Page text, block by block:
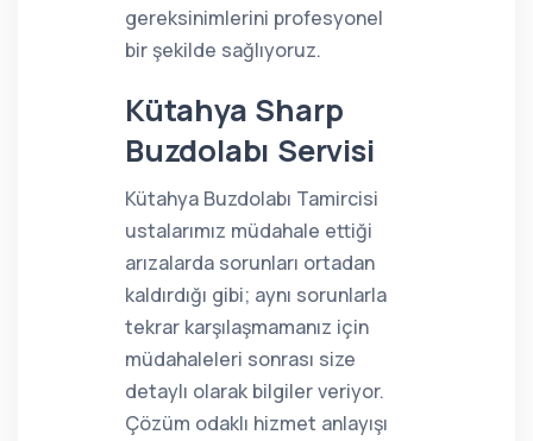
gereksinimlerini profesyonel
bir şekilde sağlıyoruz.
Kütahya Sharp
Buzdolabı Servisi
Kütahya Buzdolabı Tamircisi
ustalarımız müdahale ettiği
arızalarda sorunları ortadan
kaldırdığı gibi; aynı sorunlarla
tekrar karşılaşmamanız için
müdahaleleri sonrası size
detaylı olarak bilgiler veriyor.
Çözüm odaklı hizmet anlayışı